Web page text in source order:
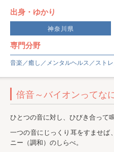
出身・ゆかり
神奈川県
専門分野
音楽／癒し／メンタルヘルス／スト
倍音～バイオンってな
ひとつの音に対し、ひびき合って
一つの音にじっくり耳をすませば
ニー（調和）のしらべ。